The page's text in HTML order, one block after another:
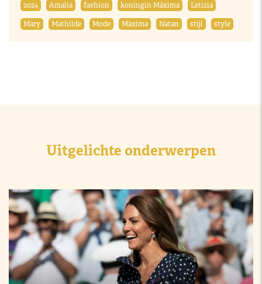
2024 Amalia fashion koningin Máxima
Letizia
Mary
Mathilde Mode Máxima Natan stijl style
Uitgelichte onderwerpen